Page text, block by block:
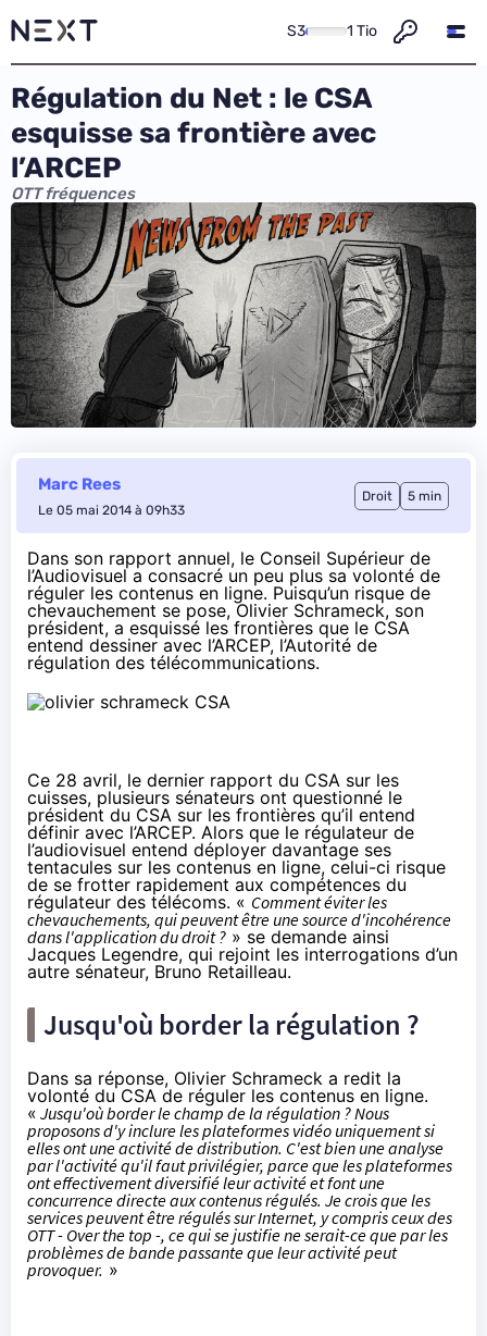
S3 1 Tio
Régulation du Net : le CSA
esquisse sa frontière avec
l’ARCEP
OTT fréquences
Marc Rees
Le 05 mai 2014 à 09h33
Droit 5 min
Dans son rapport annuel, le Conseil Supérieur de
l’Audiovisuel a consacré un peu plus sa volonté de
réguler les contenus en ligne. Puisqu’un risque de
chevauchement se pose, Olivier Schrameck, son
président, a esquissé les frontières que le CSA
entend dessiner avec l’ARCEP, l’Autorité de
régulation des télécommunications.
Ce 28 avril, le dernier rapport du CSA sur les
cuisses, plusieurs sénateurs ont questionné le
président du CSA sur les frontières qu’il entend
définir avec l’ARCEP. Alors que le régulateur de
l’audiovisuel entend déployer davantage ses
tentacules sur les contenus en ligne, celui-ci risque
de se frotter rapidement aux compétences du
régulateur des télécoms. « Comment éviter les
chevauchements, qui peuvent être une source d'incohérence
dans l'application du droit ? » se demande ainsi
Jacques Legendre, qui rejoint les interrogations d’un
autre sénateur, Bruno Retailleau.
Jusqu'où border la régulation ?
Dans sa réponse, Olivier Schrameck a redit la
volonté du CSA de réguler les contenus en ligne.
« Jusqu'où border le champ de la régulation ? Nous
proposons d'y inclure les plateformes vidéo uniquement si
elles ont une activité de distribution. C'est bien une analyse
par l'activité qu'il faut privilégier, parce que les plateformes
ont effectivement diversifié leur activité et font une
concurrence directe aux contenus régulés. Je crois que les
services peuvent être régulés sur Internet, y compris ceux des
OTT - Over the top -, ce qui se justifie ne serait-ce que par les
problèmes de bande passante que leur activité peut
provoquer. »